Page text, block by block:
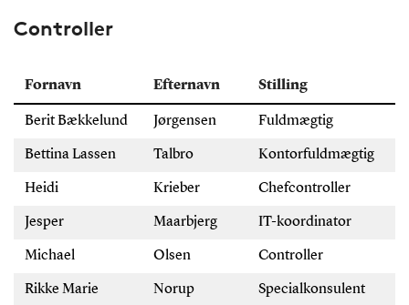
Controller
Fornavn Efternavn Stilling
Berit Bækkelund Jørgensen Fuldmægtig
Bettina Lassen Talbro Kontorfuldmægtig
Heidi Krieber Chefcontroller
Jesper Maarbjerg IT-koordinator
Michael Olsen Controller
Rikke Marie Norup Specialkonsulent